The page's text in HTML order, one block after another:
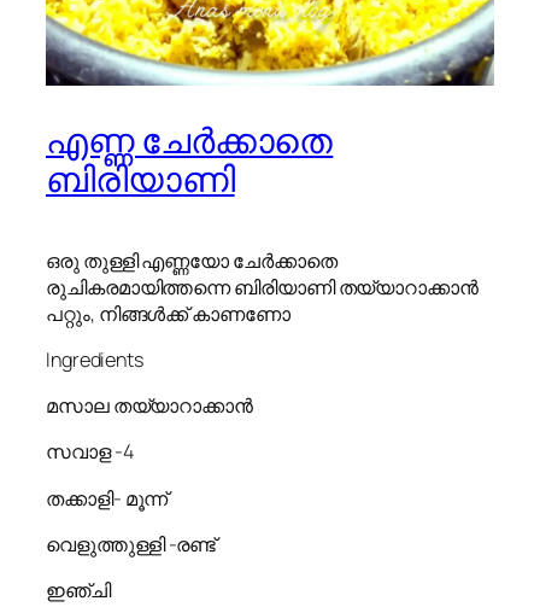
എണ്ണ ചേർക്കാതെ
ബിരിയാണി
ഒരു തുള്ളി എണ്ണയോ ചേർക്കാതെ
രുചികരമായിത്തന്നെ ബിരിയാണി തയ്യാറാക്കാൻ
പറ്റും, നിങ്ങൾക്ക് കാണണോ
Ingredients
മസാല തയ്യാറാക്കാൻ
സവാള -4
തക്കാളി- മൂന്ന്
വെളുത്തുള്ളി -രണ്ട്
ഇഞ്ചി